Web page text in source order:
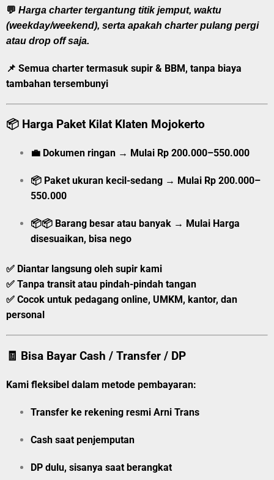
💬 Harga charter tergantung titik jemput, waktu
(weekday/weekend), serta apakah charter pulang pergi
atau drop off saja.
📌 Semua charter termasuk supir & BBM, tanpa biaya
tambahan tersembunyi
📦 Harga Paket Kilat Klaten Mojokerto
💼 Dokumen ringan → Mulai Rp 200.000–550.000
📦 Paket ukuran kecil-sedang → Mulai Rp 200.000–
550.000
📦📦 Barang besar atau banyak → Mulai Harga
disesuaikan, bisa nego
✅ Diantar langsung oleh supir kami
✅ Tanpa transit atau pindah-pindah tangan
✅ Cocok untuk pedagang online, UMKM, kantor, dan
personal
🧾 Bisa Bayar Cash / Transfer / DP
Kami fleksibel dalam metode pembayaran:
Transfer ke rekening resmi Arni Trans
Cash saat penjemputan
DP dulu, sisanya saat berangkat